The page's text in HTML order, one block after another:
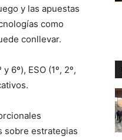
y las apuestas
como
conllevar.
6º), ESO (1º, 2º,
sobre estrategias